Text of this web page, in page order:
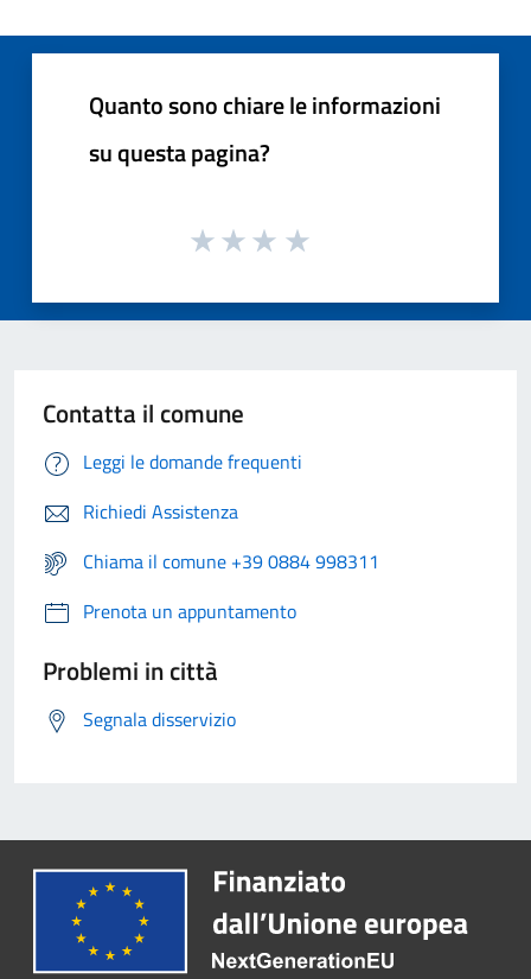
Quanto sono chiare le informazioni
su questa pagina?
Contatta il comune
Leggi le domande frequenti
Richiedi Assistenza
Chiama il comune +39 0884 998311
Prenota un appuntamento
Problemi in città
Segnala disservizio